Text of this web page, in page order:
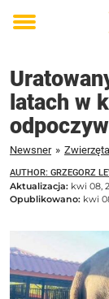
Toggle
latach w
Newsner » Zwierzęta
AUTHOR: GRZEGORZ
Aktualizacja: kwi 08,
Opublikowano: kwi